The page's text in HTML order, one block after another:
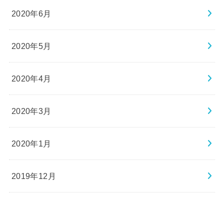
2020年6月
2020年5月
2020年4月
2020年3月
2020年1月
2019年12月